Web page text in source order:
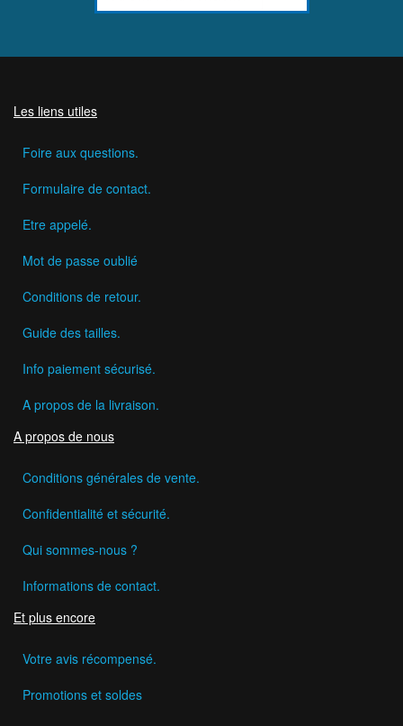
Les liens utiles
Foire aux questions.
Formulaire de contact.
Etre appelé.
Mot de passe oublié
Conditions de retour.
Guide des tailles.
Info paiement sécurisé.
A propos de la livraison.
A propos de nous
Conditions générales de vente.
Confidentialité et sécurité.
Qui sommes-nous ?
Informations de contact.
Et plus encore
Votre avis récompensé.
Promotions et soldes